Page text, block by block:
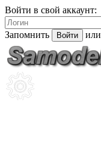
Войти в свой аккаунт:
Запомнить Войти или